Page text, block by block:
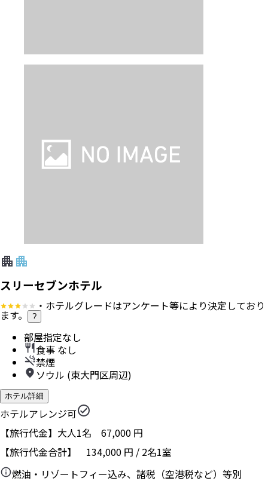
スリーセブンホテル
・ホテルグレードはアンケート等により決定しており
ます。 ?
部屋指定なし
食事 なし
禁煙
ソウル (東大門区周辺)
ホテル詳細
ホテルアレンジ可
【旅行代金】大人1名 67,000 円
【旅行代金合計】 134,000 円 / 2名1室
燃油・リゾートフィー込み、諸税（空港税など）等別